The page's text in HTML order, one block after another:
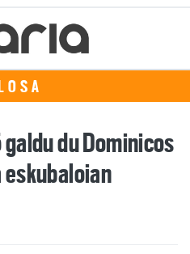
du Dominicos
eskubaloian